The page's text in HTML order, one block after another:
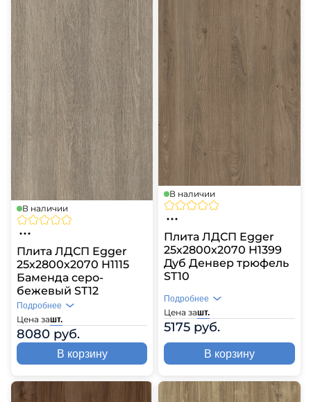
В наличии
Плита ЛДСП Egger
25х2800х2070 H1115
Баменда серо-
бежевый ST12
Цена зашт.
8080 руб.
Подробнее
В корзину
В наличии
Плита ЛДСП Egger
25х2800х2070 H1399
Дуб Денвер трюфель
ST10
Цена зашт.
5175 руб.
Подробнее
В корзину